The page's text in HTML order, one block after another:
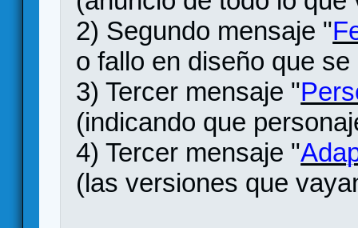
2) Segundo mensaje "
o fallo en diseño que
3) Tercer mensaje "
(indicando que
4) Tercer mensaje "
(las versiones que